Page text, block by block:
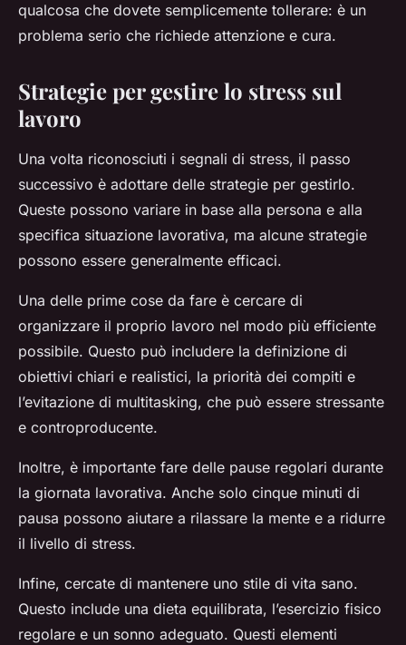
qualcosa che dovete semplicemente tollerare: è un
problema serio che richiede attenzione e cura.
Strategie per gestire lo stress sul
lavoro
Una volta riconosciuti i segnali di stress, il passo
successivo è adottare delle strategie per gestirlo.
Queste possono variare in base alla persona e alla
specifica situazione lavorativa, ma alcune strategie
possono essere generalmente efficaci.
Una delle prime cose da fare è cercare di
organizzare il proprio lavoro nel modo più efficiente
possibile. Questo può includere la definizione di
obiettivi chiari e realistici, la priorità dei compiti e
l’evitazione di multitasking, che può essere stressante
e controproducente.
Inoltre, è importante fare delle pause regolari durante
la giornata lavorativa. Anche solo cinque minuti di
pausa possono aiutare a rilassare la mente e a ridurre
il livello di stress.
Infine, cercate di mantenere uno stile di vita sano.
Questo include una dieta equilibrata, l’esercizio fisico
regolare e un sonno adeguato. Questi elementi